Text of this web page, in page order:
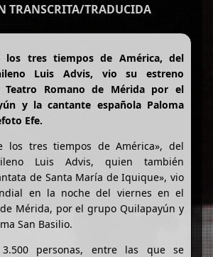
TRANSCRITA/TRADUCIDA
los tres tiempos de América, del
Luis Advis, vio su estreno
Romano de Mérida por el
y la cantante española Paloma
Efe.
los tres tiempos de América», del
Luis Advis, quien también
de Santa María de Iquique», vio
en la noche del viernes en el
Mérida, por el grupo Quilapayún y
San Basilio.
personas, entre las que se